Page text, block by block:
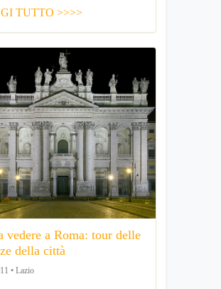
TUTTO >>>>
vedere a Roma: tour delle
della città
• Lazio